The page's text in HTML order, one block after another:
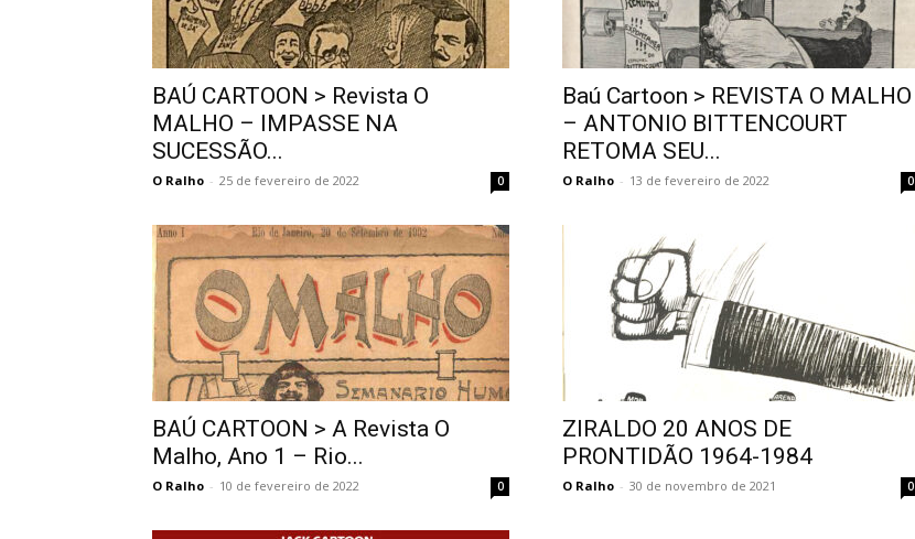
BAÚ CARTOON > Revista O
MALHO – IMPASSE NA
SUCESSÃO...
O Ralho - 25 de fevereiro de 2022 0
Baú Cartoon > REVISTA O MALHO
– ANTONIO BITTENCOURT
RETOMA SEU...
O Ralho - 13 de fevereiro de 2022 0
BAÚ CARTOON > A Revista O
Malho, Ano 1 – Rio...
O Ralho - 10 de fevereiro de 2022 0
ZIRALDO 20 ANOS DE
PRONTIDÃO 1964-1984
O Ralho - 30 de novembro de 2021 0